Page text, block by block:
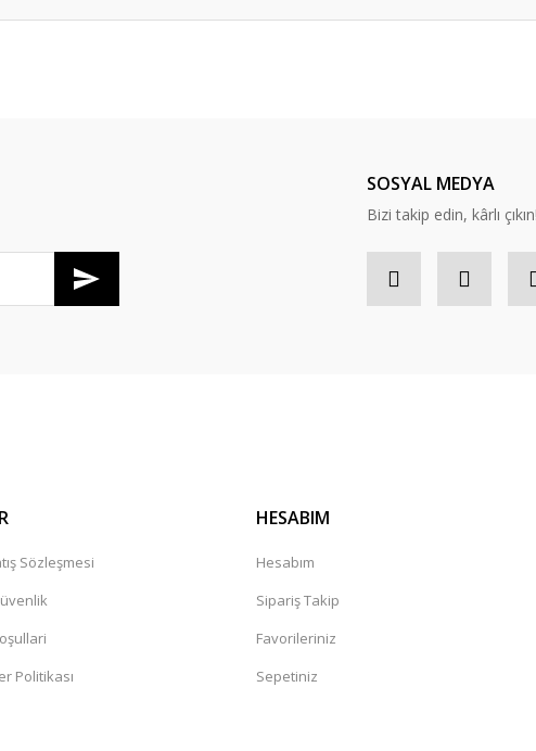
SOSYAL MEDYA
Bizi takip edin, kârlı çıkın!
Sözleşmesi
Politikası
HESABIM
Hesabım
Sipariş Takip
Favorileriniz
Sepetiniz